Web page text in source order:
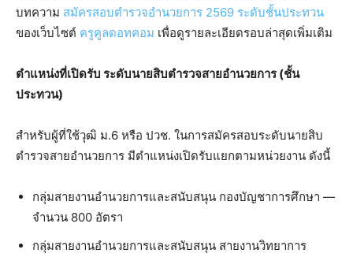
บทความ สมัครสอบตำรวจอำนวยการ 2569 ระดับชั้นประทวน
ของเว็บไซต์ ครูคูลดอทคอม เพื่อดูรายละเอียดรอบล่าสุดเพิ่มเติม
ตำแหน่งที่เปิดรับ ระดับนายสิบตำรวจสายอำนวยการ (ชั้น
ประทวน)
สำหรับผู้ที่ใช้วุฒิ ม.6 หรือ ปวช. ในการสมัครสอบระดับนายสิบ
ตำรวจสายอำนวยการ มีตำแหน่งเปิดรับแยกตามหน่วยงาน ดังนี้
กลุ่มสายงานอำนวยการและสนับสนุน กองบัญชาการศึกษา —
จำนวน 800 อัตรา
กลุ่มสายงานอำนวยการและสนับสนุน สายงานวิทยาการ